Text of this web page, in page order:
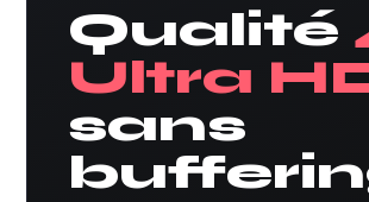
Qualité
Ultra
sans